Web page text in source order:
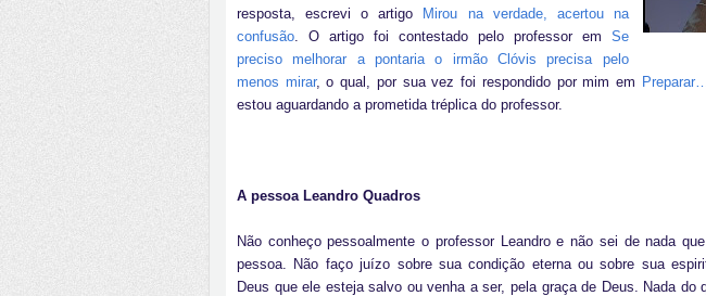
resposta, escrevi o artigo
Mirou na verdade, acertou na
confusão . O artigo foi contestado pelo professor em Se
preciso melhorar a pontaria o irmão Clóvis precisa pelo
menos mirar, o qual, por sua vez foi respondido por mim em
estou aguardando a prometida tréplica do professor.
A pessoa Leandro Quadros
Não conheço pessoalmente o professor Leandro e não sei de nada
pessoa. Não faço juízo sobre sua condição eterna ou sobre sua
Deus que ele esteja salvo ou venha a ser, pela graça de Deus. Nada do